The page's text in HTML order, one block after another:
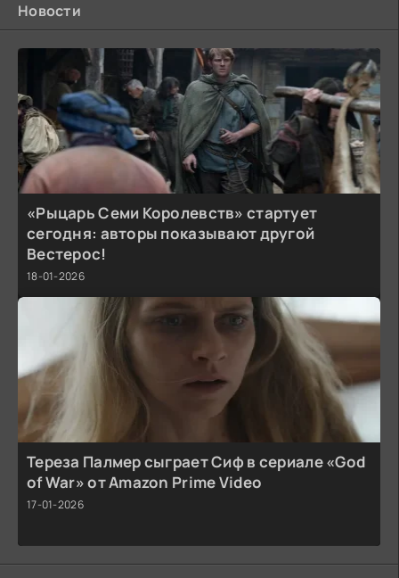
Новости
«Рыцарь Семи Королевств» стартует
сегодня: авторы показывают другой
Вестерос!
18-01-2026
Тереза Палмер сыграет Сиф в сериале «God
of War» от Amazon Prime Video
17-01-2026